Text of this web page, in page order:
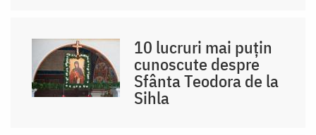
10 lucruri mai puțin
cunoscute despre
Sfânta Teodora de la
Sihla